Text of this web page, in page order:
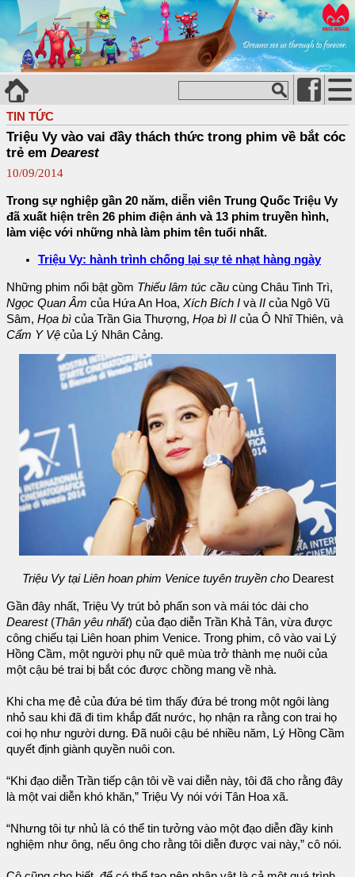
TIN TỨC
Triệu Vy vào vai đầy thách thức trong phim về bắt cóc
trẻ em Dearest
10/09/2014
Trong sự nghiệp gần 20 năm, diễn viên Trung Quốc Triệu Vy
đã xuất hiện trên 26 phim điện ảnh và 13 phim truyền hình,
làm việc với những nhà làm phim tên tuổi nhất.
Triệu Vy: hành trình chống lại sự tẻ nhạt hàng ngày
Những phim nổi bật gồm Thiếu lâm túc cầu cùng Châu Tinh Trì,
Ngọc Quan Âm của Hứa An Hoa, Xích Bích I và II của Ngô Vũ
Sâm, Họa bì của Trần Gia Thượng, Họa bì II của Ô Nhĩ Thiên, và
Cẩm Y Vệ của Lý Nhân Cảng.
Triệu Vy tại Liên hoan phim Venice tuyên truyền cho Dearest
Gần đây nhất, Triệu Vy trút bỏ phấn son và mái tóc dài cho
Dearest (Thân yêu nhất) của đạo diễn Trần Khả Tân, vừa được
công chiếu tại Liên hoan phim Venice. Trong phim, cô vào vai Lý
Hồng Cầm, một người phụ nữ quê mùa trở thành mẹ nuôi của
một cậu bé trai bị bắt cóc được chồng mang về nhà.
Khi cha mẹ đẻ của đứa bé tìm thấy đứa bé trong một ngôi làng
nhỏ sau khi đã đi tìm khắp đất nước, họ nhận ra rằng con trai họ
coi họ như người dưng. Đã nuôi cậu bé nhiều năm, Lý Hồng Cầm
quyết định giành quyền nuôi con.
“Khi đạo diễn Trần tiếp cận tôi về vai diễn này, tôi đã cho rằng đây
là một vai diễn khó khăn,” Triệu Vy nói với Tân Hoa xã.
“Nhưng tôi tự nhủ là có thể tin tưởng vào một đạo diễn đầy kinh
nghiệm như ông, nếu ông cho rằng tôi diễn được vai này,” cô nói.